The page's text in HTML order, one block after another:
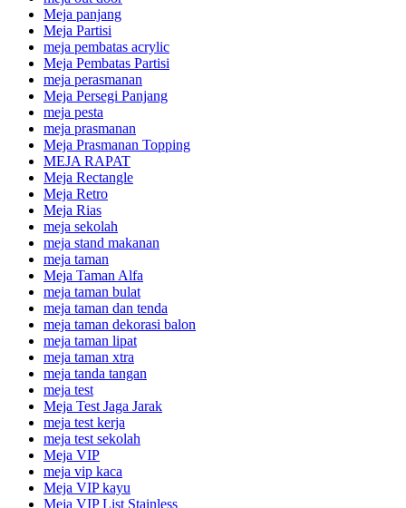
Meja panjang
Meja Partisi
meja pembatas acrylic
Meja Pembatas Partisi
meja perasmanan
Meja Persegi Panjang
meja pesta
meja prasmanan
Meja Prasmanan Topping
MEJA RAPAT
Meja Rectangle
Meja Retro
Meja Rias
meja sekolah
meja stand makanan
meja taman
Meja Taman Alfa
meja taman bulat
meja taman dan tenda
meja taman dekorasi balon
meja taman lipat
meja taman xtra
meja tanda tangan
meja test
Meja Test Jaga Jarak
meja test kerja
meja test sekolah
Meja VIP
meja vip kaca
Meja VIP kayu
Meja VIP List Stainless